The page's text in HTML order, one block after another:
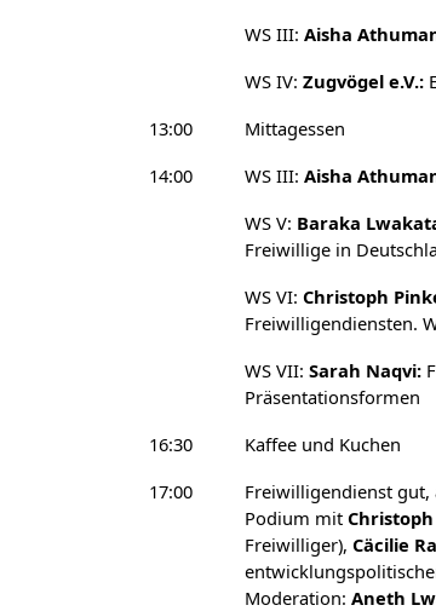
WS III: Aisha
WS IV: Zugvögel e.V.:
13:00
Mittagessen
14:00
WS III: Aisha
WS V: Baraka
Freiwillige in
WS VI: Christoph
Freiwilligendiensten.
WS VII: Sarah Naqvi:
Präsentationsformen
16:30
Kaffee und Kuchen
17:00
Freiwilligendienst gut,
Podium mit
Freiwilliger), Cäcilie
Moderation: Aneth